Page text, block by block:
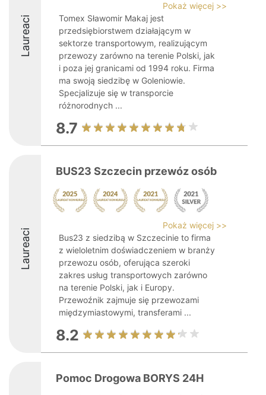
Laureaci
Pokaż więcej >>
Tomex Sławomir Makaj jest
przedsiębiorstwem działającym w
sektorze transportowym, realizującym
przewozy zarówno na terenie Polski, jak
i poza jej granicami od 1994 roku. Firma
ma swoją siedzibę w Goleniowie.
Specjalizuje się w transporcie
różnorodnych ...
8.7
Laureaci
BUS23 Szczecin przewóz osób
Pokaż więcej >>
Bus23 z siedzibą w Szczecinie to firma
z wieloletnim doświadczeniem w branży
przewozu osób, oferująca szeroki
zakres usług transportowych zarówno
na terenie Polski, jak i Europy.
Przewoźnik zajmuje się przewozami
międzymiastowymi, transferami ...
8.2
Pomoc Drogowa BORYS 24H